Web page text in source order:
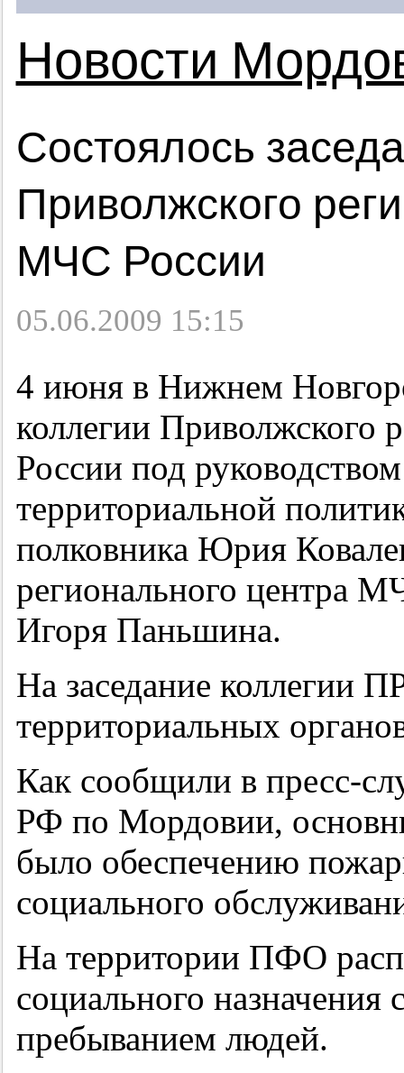
Новости
Состоялось
Приволжского
МЧС России
05.06.2009 15:15
4 июня в Нижнем
коллегии Приволжского
России под
территориальной
полковника Юрия
регионального центра
Игоря Паньшина.
На заседание коллегии
территориальных
Как сообщили в пресс-
РФ по Мордовии,
было обеспечению
социального
На территории ПФО
социального назначения
пребыванием людей.